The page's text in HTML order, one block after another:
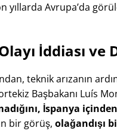
yıllarda Avrupa’da
İddiası ve
teknik arızanın
Başbakanı Luís
İspanya
bir görüş, olağandışı